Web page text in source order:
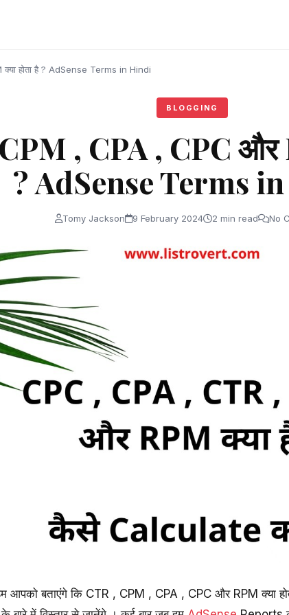
होता है ? AdSense Terms in Hindi
BLOGGING
, CPA , CPC और
? AdSense Terms
Tomy Jackson 9 February 2024 2 min read No
आपको बताएंगे कि CTR , CPM , CPA , CPC और RPM क्या